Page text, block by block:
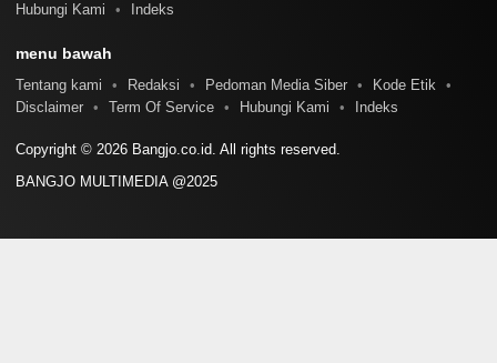
Hubungi Kami
Indeks
menu bawah
Tentang kami Redaksi Pedoman Media Siber
Kode Etik
Disclaimer
Term Of Service Hubungi Kami Indeks
Copyright © 2026 Bangjo.co.id. All rights reserved.
BANGJO MULTIMEDIA @2025